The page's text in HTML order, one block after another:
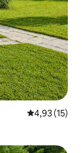
Évaluation
4,93 (15)